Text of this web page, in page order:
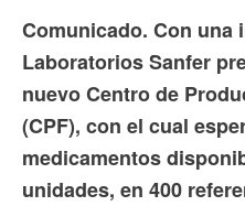
Comunicado. Con una
Laboratorios Sanfer
nuevo Centro de
(CPF), con el cual
medicamentos
unidades, en 400